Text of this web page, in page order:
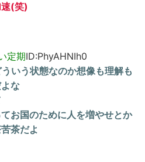
(笑)
定期ID:PhyAHNIh0
いう状態なのか想像も理解も
な
お国のために人を増やせとか
茶だよ